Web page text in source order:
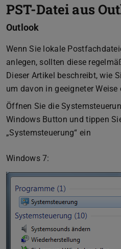
PST-Datei aus
Outlook
Wenn Sie lokale
anlegen, sollten diese
Dieser Artikel beschreibt, wie
um davon in geeigneter
Öffnen Sie die
Windows Button und tippen
„Systemsteuerung“ ein
Windows 7: